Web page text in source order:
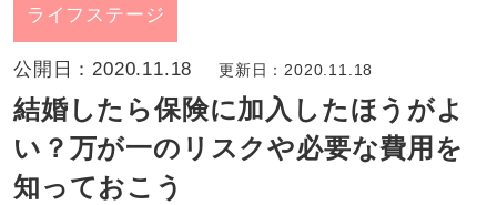
ライフステージ
公開日：2020.11.18 更新日：2020.11.18
結婚したら保険に加入したほうがよ
い？万が一のリスクや必要な費用を
知っておこう